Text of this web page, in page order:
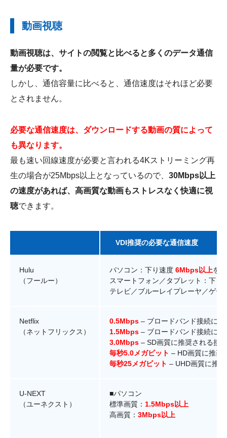
動画視聴
動画視聴は、サイトの閲覧と比べると多くのデータ通信
量が必要です。
しかし、通信容量に比べると、通信速度はそれほど必要
とされません。
必要な通信速度は、ダウンロードする動画の質によって
も異なります。
最も速い回線速度が必要と言われる4Kストリーミング再
生の場合が25Mbps以上となっているので、 30Mbps以上
の速度があれば、高画質な動画もストレスなく快適に視
聴できます。
VDI推奨の必要な通信速度
Hulu
（フールー）
パソコン：下り速度 6Mbps以上を
スマートフォン／タブレット：下り
テレビ／ブルーレイプレーヤ／ゲ
Netflix
（ネットフリックス）
0.5Mbps – ブロードバンド接続に
1.5Mbps – ブロードバンド接続に
3.0Mbps – SD画質に推奨される接
毎秒5.0メガビット – HD画質に推奨
毎秒25メガビット – UHD画質に推
U-NEXT
（ユーネクスト）
■パソコン
標準画質： 1.5Mbps以上
高画質： 3Mbps以上